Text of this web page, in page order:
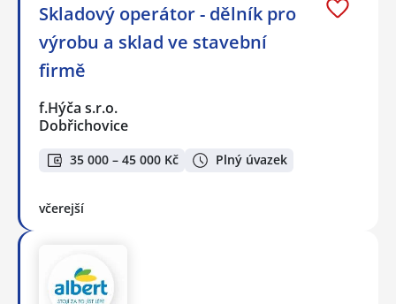
Skladový operátor - dělník pro
výrobu a sklad ve stavební
firmě
f.Hýča s.r.o.
Dobřichovice
35 000 – 45 000 Kč Plný úvazek
včerejší